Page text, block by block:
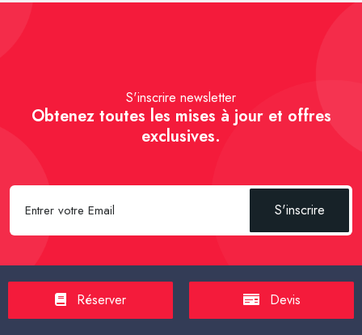
S'inscrire newsletter
Obtenez toutes les mises à jour et offres
exclusives.
S'inscrire
Réserver Devis